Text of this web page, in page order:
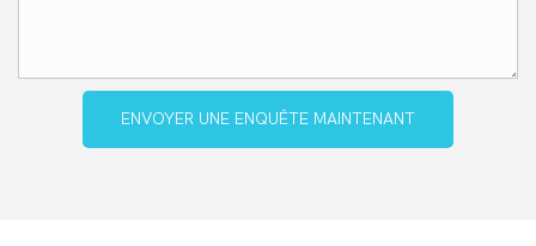
ENVOYER UNE ENQUÊTE MAINTENANT